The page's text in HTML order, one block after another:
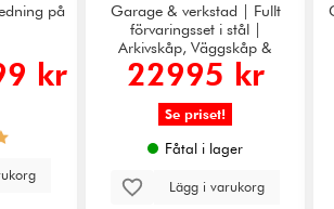
på
kr
Garage & verkstad | Fullt
förvaringsset i stål |
Arkivskåp, Väggskåp &
Verktygstavlor
22995 kr
Se priset!
Fåtal i lager
Lägg i varukorg